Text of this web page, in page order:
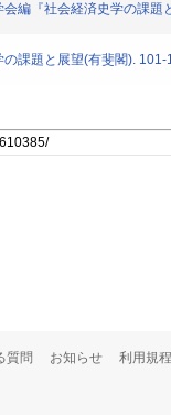
編『社会経済史学の課
の課題と展望(有斐閣).
質問 お知らせ 利用規程